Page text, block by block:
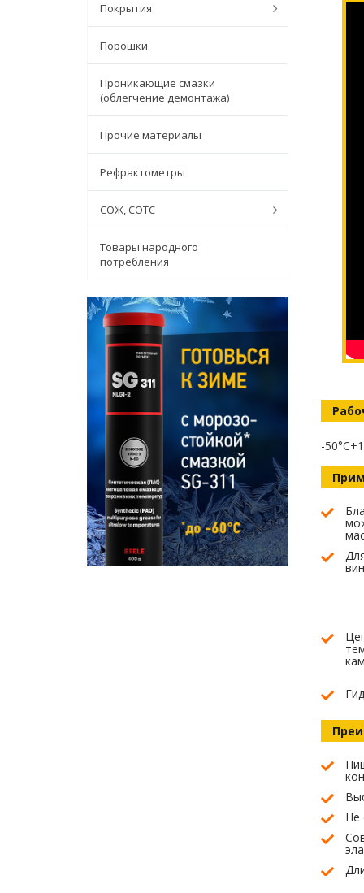
Покрытия
Порошки
Проникающие смазки
(облегчение демонтажа)
Прочие материалы
Рефрактометры
СОЖ, СОТС
Товары народного
потребления
-
Не